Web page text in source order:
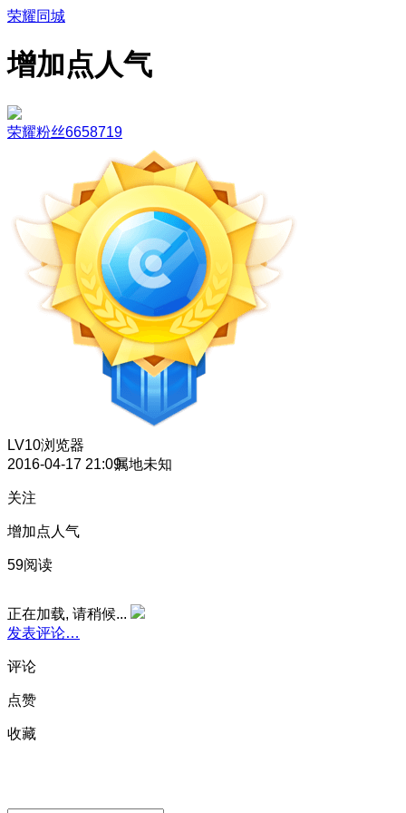
荣耀同城
增加点人气
荣耀粉丝6658719
LV10浏览器
2016-04-17 21:09属地未知
关注
增加点人气
59阅读
正在加载, 请稍候...
发表评论…
评论
点赞
收藏